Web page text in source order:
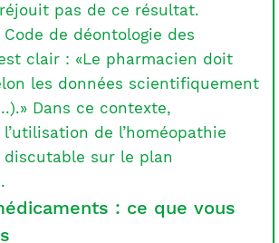
réjouit pas de ce résultat.
Code de déontologie des
clair : «Le pharmacien doit
les données scientifiquement
Dans ce contexte,
de l’homéopathie
sur le plan
: ce que vous